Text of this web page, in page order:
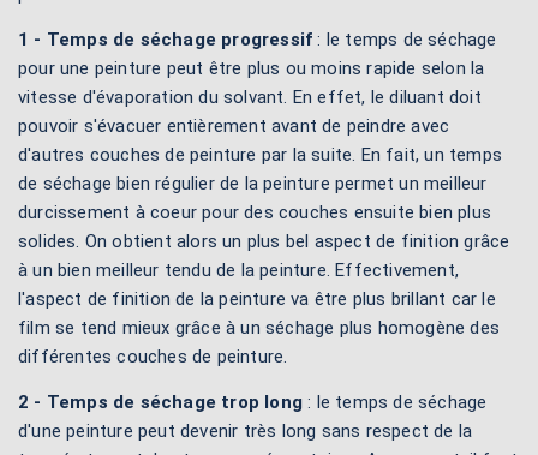
1 - Temps de séchage progressif : le temps de séchage
pour une peinture peut être plus ou moins rapide selon la
vitesse d'évaporation du solvant. En effet, le diluant doit
pouvoir s'évacuer entièrement avant de peindre avec
d'autres couches de peinture par la suite. En fait, un temps
de séchage bien régulier de la peinture permet un meilleur
durcissement à coeur pour des couches ensuite bien plus
solides. On obtient alors un plus bel aspect de finition grâce
à un bien meilleur tendu de la peinture. Effectivement,
l'aspect de finition de la peinture va être plus brillant car le
film se tend mieux grâce à un séchage plus homogène des
différentes couches de peinture.
2 - Temps de séchage trop long : le temps de séchage
d'une peinture peut devenir très long sans respect de la